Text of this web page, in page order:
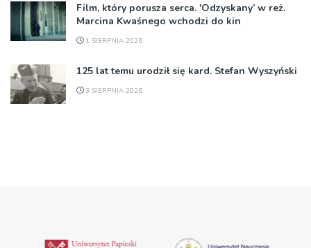
Film, który porusza serca. 'Odzyskany’ w reż.
Marcina Kwaśnego wchodzi do kin
1 SIERPNIA 2026
125 lat temu urodził się kard. Stefan Wyszyński
3 SIERPNIA 2026